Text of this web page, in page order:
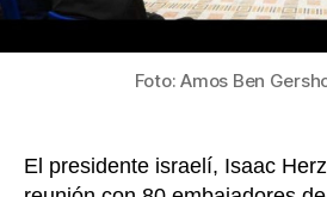
Foto: Amos Ben
El presidente israelí, Isaac